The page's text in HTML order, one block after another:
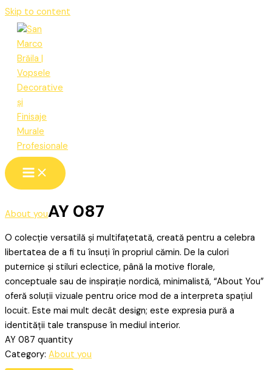
Skip to content
About youAY 087
O colecție versatilă și multifațetată, creată pentru a celebra
libertatea de a fi tu însuți în propriul cămin. De la culori
puternice și stiluri eclectice, până la motive florale,
conceptuale sau de inspirație nordică, minimalistă, “About You”
oferă soluții vizuale pentru orice mod de a interpreta spațiul
locuit. Este mai mult decât design; este expresia pură a
identității tale transpuse în mediul interior.
AY 087 quantity
Category: About you